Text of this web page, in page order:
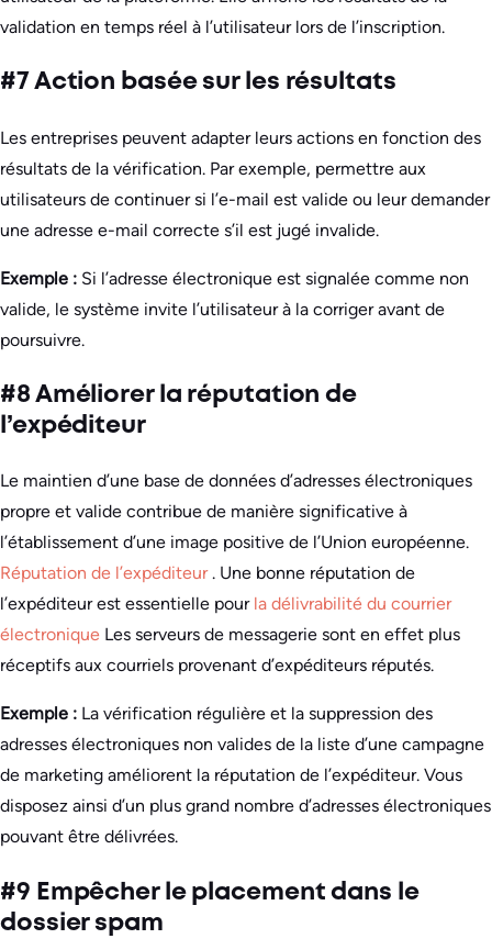
validation en temps réel à l’utilisateur lors de l’inscription.
#7 Action basée sur les résultats
Les entreprises peuvent adapter leurs actions en fonction des
résultats de la vérification. Par exemple, permettre aux
utilisateurs de continuer si l’e-mail est valide ou leur demander
une adresse e-mail correcte s’il est jugé invalide.
Exemple : Si l’adresse électronique est signalée comme non
valide, le système invite l’utilisateur à la corriger avant de
poursuivre.
#8 Améliorer la réputation de
l’expéditeur
Le maintien d’une base de données d’adresses électroniques
propre et valide contribue de manière significative à
l’établissement d’une image positive de l’Union européenne.
Réputation de l’expéditeur. Une bonne réputation de
l’expéditeur est essentielle pour la délivrabilité du courrier
électronique Les serveurs de messagerie sont en effet plus
réceptifs aux courriels provenant d’expéditeurs réputés.
Exemple : La vérification régulière et la suppression des
adresses électroniques non valides de la liste d’une campagne
de marketing améliorent la réputation de l’expéditeur. Vous
disposez ainsi d’un plus grand nombre d’adresses électroniques
pouvant être délivrées.
#9 Empêcher le placement dans le
dossier spam